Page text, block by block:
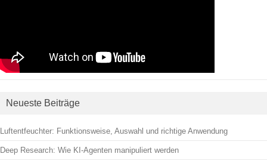
Neueste Beiträge
Luftentfeuchter: Funktionsweise, Auswahl und richtige Anwendung
Deep Research: Wie KI-Agenten manipuliert werden